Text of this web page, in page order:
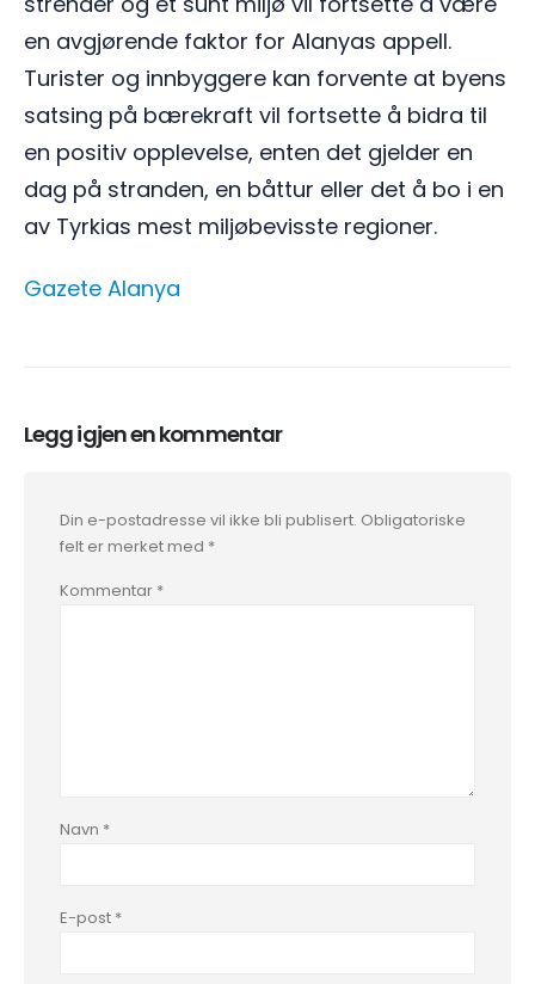
en avgjørende faktor for Alanyas appell.
Turister og innbyggere kan forvente at byens
satsing på bærekraft vil fortsette å bidra til
en positiv opplevelse, enten det gjelder en
dag på stranden, en båttur eller det å bo i en
av Tyrkias mest miljøbevisste regioner.
Gazete Alanya
Legg igjen en kommentar
Din e-postadresse vil ikke bli publisert. Obligatoriske
felt er merket med *
Kommentar *
Navn *
E-post *